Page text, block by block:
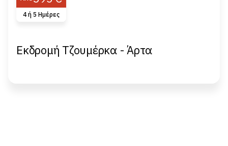
4 ή 5 Ημέρες
Εκδρομή Τζουμέρκα - Άρτα